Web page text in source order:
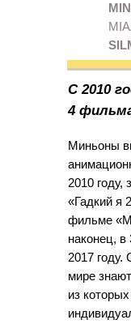
С 2010
4
Миньоны
2010 году,
«Гадкий я
фильме
наконец, в
2017 году.
мире
из